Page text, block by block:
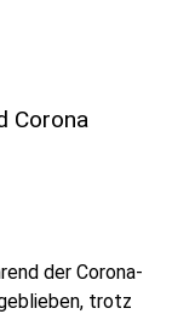
Corona
der Corona-
trotz